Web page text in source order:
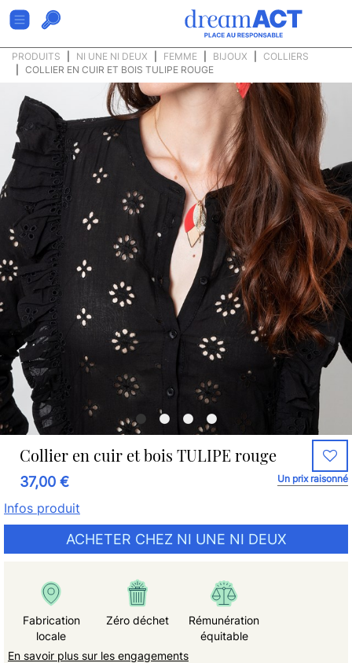
PRODUITS NI UNE NI DEUX FEMME BIJOUX
COLLIERS
COLLIER EN CUIR ET BOIS TULIPE ROUGE
Collier en cuir et bois TULIPE rouge
37,00 € Un prix raisonné
Infos produit
ACHETER CHEZ NI UNE NI DEUX
Fabrication
locale
Zéro déchet
Rémunération
équitable
En savoir plus sur les engagements